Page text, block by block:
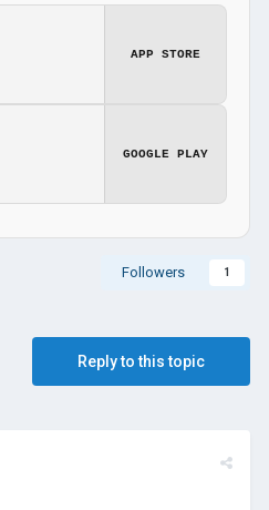
APP STORE
GOOGLE PLAY
Followers 1
Reply to this topic